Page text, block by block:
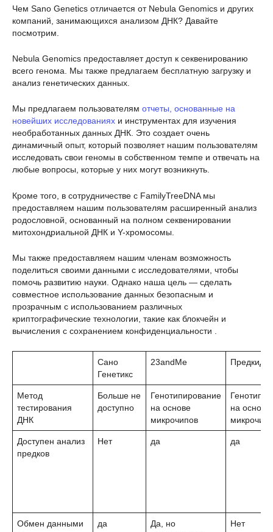
Чем Sano Genetics отличается от Nebula Genomics и других
компаний, занимающихся анализом ДНК? Давайте
посмотрим.
Nebula Genomics предоставляет доступ к секвенированию
всего генома. Мы также предлагаем бесплатную загрузку и
анализ генетических данных.
Мы предлагаем пользователям отчеты, основанные на
новейших исследованиях и инструментах для изучения
необработанных данных ДНК. Это создает очень
динамичный опыт, который позволяет нашим пользователям
исследовать свои геномы в собственном темпе и отвечать на
любые вопросы, которые у них могут возникнуть.
Кроме того, в сотрудничестве с FamilyTreeDNA мы
предоставляем нашим пользователям расширенный анализ
родословной, основанный на полном секвенировании
митохондриальной ДНК и Y-хромосомы.
Мы также предоставляем нашим членам возможность
поделиться своими данными с исследователями, чтобы
помочь развитию науки. Однако наша цель — сделать
совместное использование данных безопасным и
прозрачным с использованием различных
криптографические технологии, такие как блокчейн и
вычисления с сохранением конфиденциальности .
Сано
Генетикс
23andMe
Метод
тестирования
ДНК
Больше не
доступно
Генотипирование
на основе
микрочипов
на основе
Доступен анализ
предков
Нет да да
Обмен данными
да
Да, но
Нет